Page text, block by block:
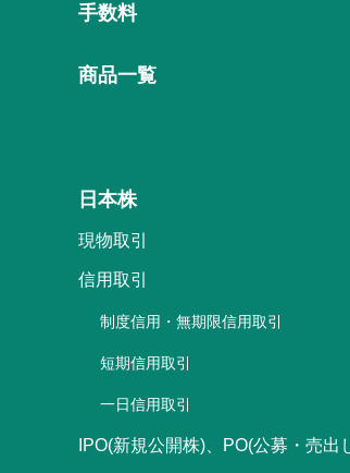
手数料
商品一覧
日本株
現物取引
信用取引
制度信用・無期限信用取引
短期信用取引
一日信用取引
IPO(新規公開株)、PO(公募・売出